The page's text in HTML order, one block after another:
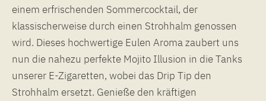
einem erfrischenden Sommercocktail, der
klassischerweise durch einen Strohhalm genossen
wird. Dieses hochwertige Eulen Aroma zaubert uns
nun die nahezu perfekte Mojito Illusion in die Tanks
unserer E-Zigaretten, wobei das Drip Tip den
Strohhalm ersetzt. Genieße den kräftigen